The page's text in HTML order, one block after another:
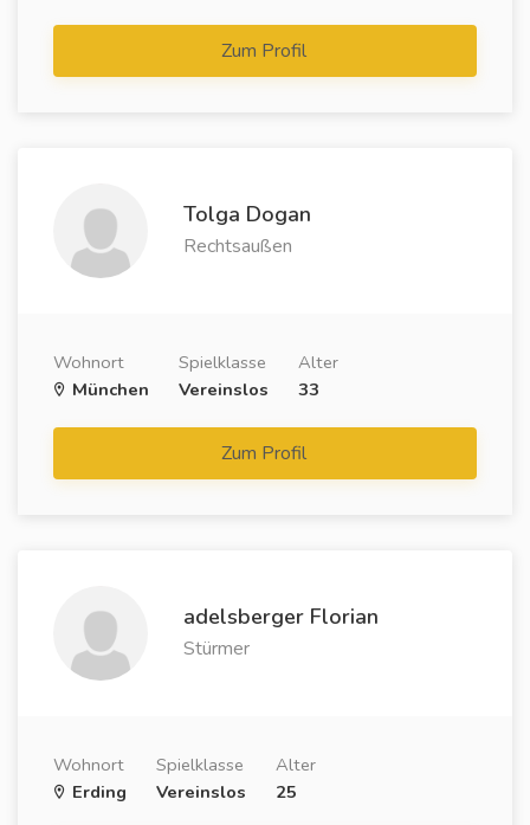
Zum Profil
Tolga Dogan
Rechtsaußen
Wohnort
München
Spielklasse
Vereinslos
Alter
33
Zum Profil
adelsberger Florian
Stürmer
Wohnort
Erding
Spielklasse
Vereinslos
Alter
25